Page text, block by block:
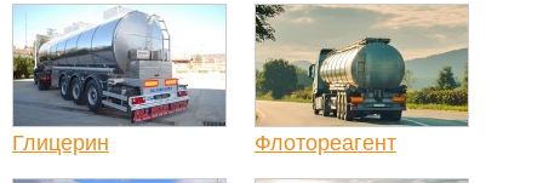
Глицерин Флотореагент